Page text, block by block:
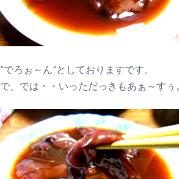
”でろぉ～ん”としておりますです。
で、では・・いっただっきもあぁ～すぅ